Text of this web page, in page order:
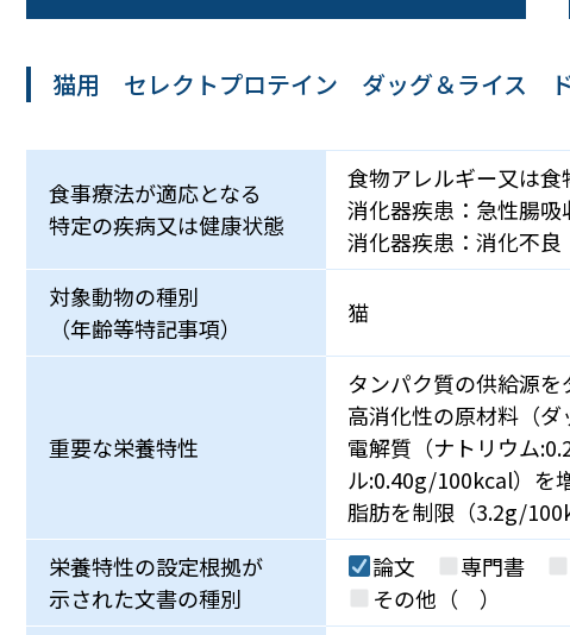
猫用 セレクトプロテイン ダッグ＆ライス
食事療法が適応となる
特定の疾病又は健康状態
食物アレルギー又は食
消化器疾患：急性腸吸
消化器疾患：消化不良
対象動物の種別
（年齢等特記事項）
猫
重要な栄養特性
タンパク質の供給源
高消化性の原材料（
電解質（ナトリウム
ル:0.40g/100kcal）を
脂肪を制限（3.2g/
栄養特性の設定根拠が
示された文書の種別
論文 専門書
その他（ ）